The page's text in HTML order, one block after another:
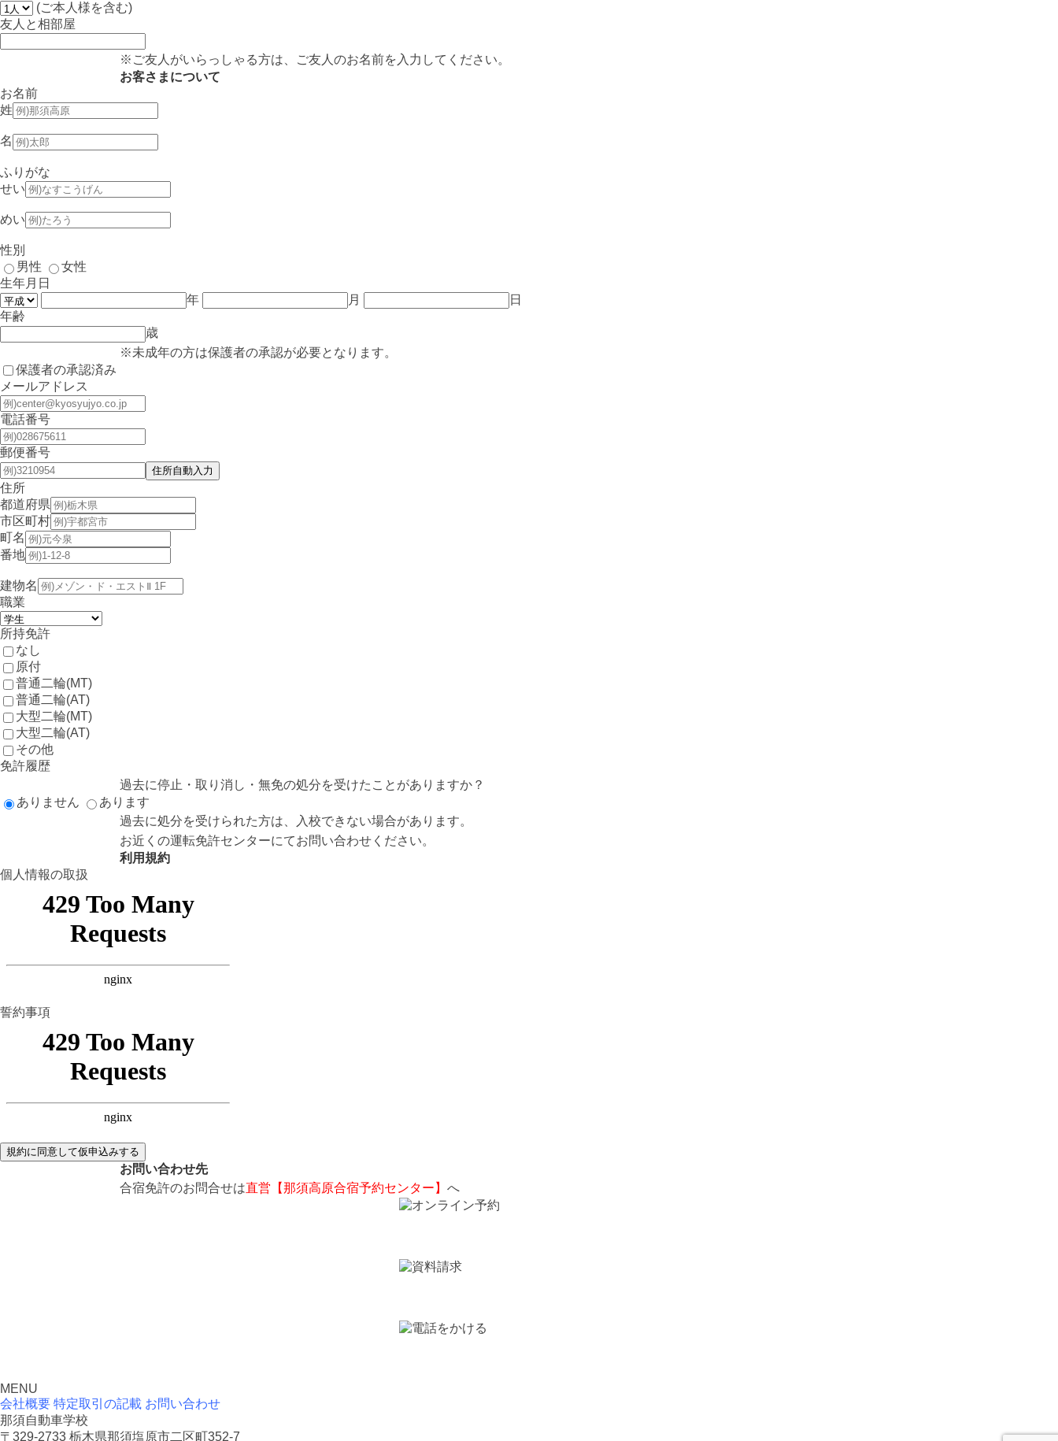
(ご本人様を含む)
友人と相部屋
※ご友人がいらっしゃる方は、ご友人のお名前を入力してください。
お客さまについて
お名前
姓
名
ふりがな
せい
めい
性別
男性
女性
生年月日
年
月
日
年齢
歳
※未成年の方は保護者の承認が必要となります。
保護者の承認済み
メールアドレス
電話番号
郵便番号
住所
都道府県
市区町村
町名
番地
建物名
職業
所持免許
なし
原付
普通二輪(MT)
普通二輪(AT)
大型二輪(MT)
大型二輪(AT)
その他
免許履歴
過去に停止・取り消し・無免の処分を受けたことがありますか？
ありません
あります
過去に処分を受けられた方は、入校できない場合があります。
お近くの運転免許センターにてお問い合わせください。
利用規約
個人情報の取扱
誓約事項
規約に同意して仮申込みする
お問い合わせ先
合宿免許のお問合せは直営【那須高原合宿予約センター】 へ
MENU
会社概要 特定取引の記載 お問い合わせ
那須自動車学校
〒329-2733 栃木県那須塩原市二区町352-7